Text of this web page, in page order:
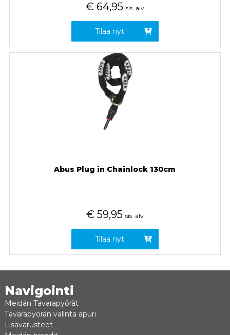
€ 64,95 sis. alv
Tilaa nyt
Abus Plug in Chainlock 130cm
€ 59,95 sis. alv
Tilaa nyt
Navigointi
Meidän Tavarapyörät
Tavarapyörän valinta apuri
Lisävarusteet